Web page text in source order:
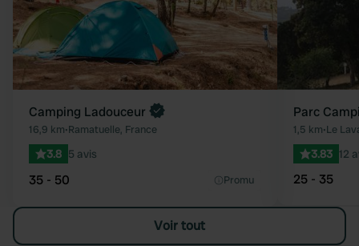
Camping Ladouceur
16,9 km•Ramatuelle, France
3.8 5 avis
35 - 50 Promu
Parc
1,5 km•Le
3.83 12
25 - 35
Voir tout